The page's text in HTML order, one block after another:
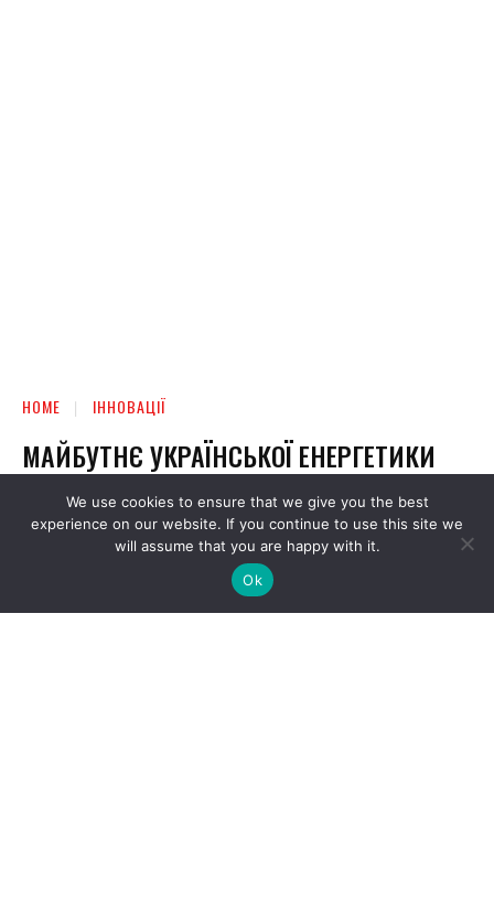
We use cookies to ensure that we give you the best
experience on our website. If you continue to use this site we
will assume that you are happy with it.
Ok